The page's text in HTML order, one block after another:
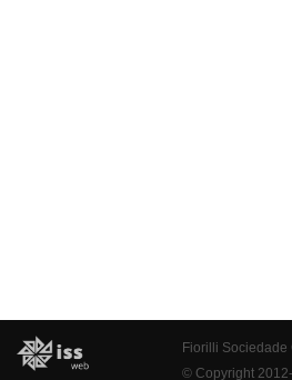
Fiorilli Sociedade
© Copyright